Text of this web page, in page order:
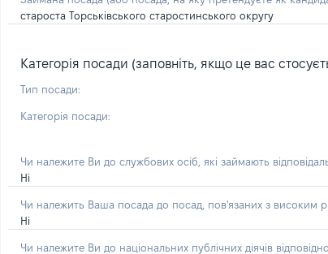
староста Торськівського старостинського округу
Категорія посади (заповніть, якщо це вас
Тип посади:
Категорія посади:
Чи належите Ви до службових осіб, які займають
Ні
Чи належить Ваша посада до посад, пов'язаних з високим
Ні
Чи належите Ви до національних публічних діячів